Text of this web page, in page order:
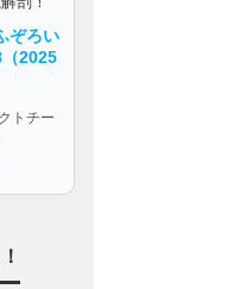
ぞろい
2025
トチー